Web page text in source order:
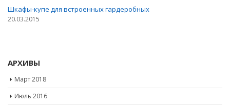
Шкафы-купе для встроенных гардеробных
20.03.2015
АРХИВЫ
Март 2018
Июль 2016